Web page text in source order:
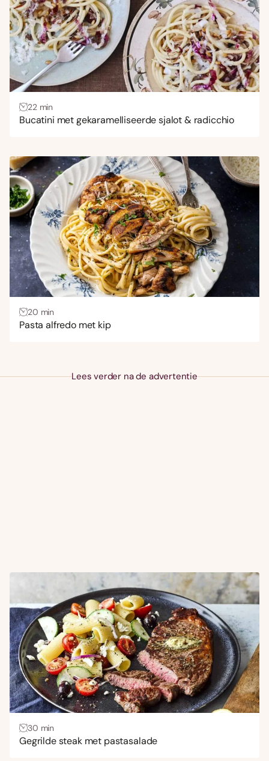
22 min
Bucatini met gekaramelliseerde sjalot & radicchio
20 min
Pasta alfredo met kip
Lees verder na de advertentie
30 min
Gegrilde steak met pastasalade